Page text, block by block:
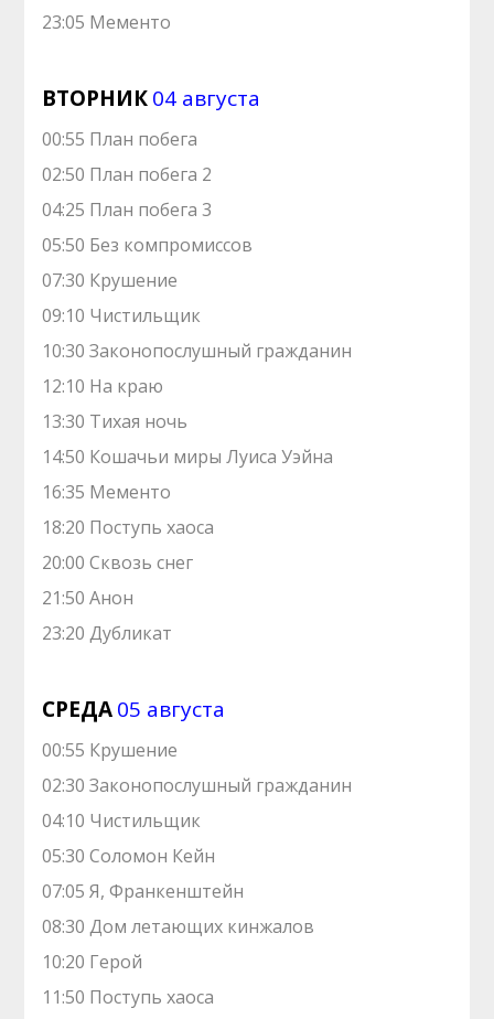
23:05 Мементо
ВТОРНИК04 августа
00:55 План побега
02:50 План побега 2
04:25 План побега 3
05:50 Без компромиссов
07:30 Крушение
09:10 Чистильщик
10:30 Законопослушный гражданин
12:10 На краю
13:30 Тихая ночь
14:50 Кошачьи миры Луиса Уэйна
16:35 Мементо
18:20 Поступь хаоса
20:00 Сквозь снег
21:50 Анон
23:20 Дубликат
СРЕДА05 августа
00:55 Крушение
02:30 Законопослушный гражданин
04:10 Чистильщик
05:30 Соломон Кейн
07:05 Я, Франкенштейн
08:30 Дом летающих кинжалов
10:20 Герой
11:50 Поступь хаоса